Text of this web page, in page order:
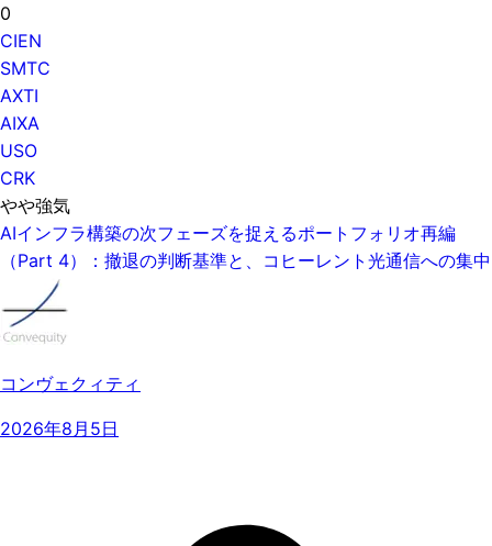
0
CIEN
SMTC
AXTI
AIXA
USO
CRK
やや強気
AIインフラ構築の次フェーズを捉えるポートフォリオ再編
（Part 4）：撤退の判断基準と、コヒーレント光通信への集中
コンヴェクィティ
2026年8月5日